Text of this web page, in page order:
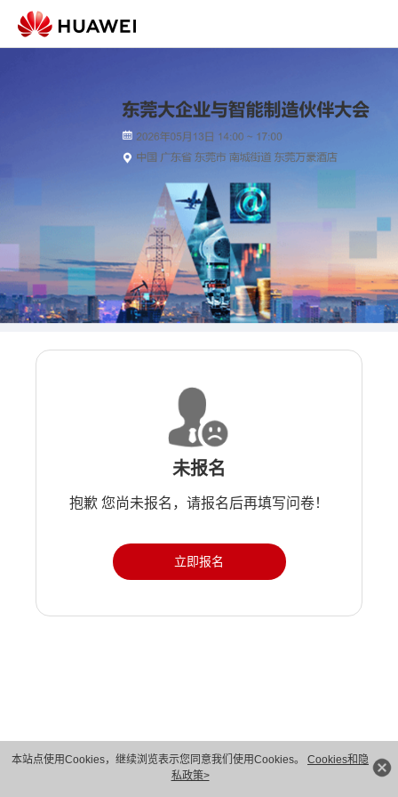
本站点使用Cookies，继续浏览表示您同意我们使用Cookies。 Cookies和隐
私政策>
未报名
抱歉 您尚未报名，请报名后再填写问卷！
立即报名
版权所有 © 华为技术有限公司 1998-2026。 保留一切权利。粤A2-20044005号
隐私保护
法律声明